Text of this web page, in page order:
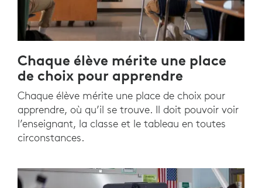
Chaque élève mérite une place
de choix pour apprendre
Chaque élève mérite une place de choix pour
apprendre, où qu’il se trouve. Il doit pouvoir voir
l’enseignant, la classe et le tableau en toutes
circonstances.